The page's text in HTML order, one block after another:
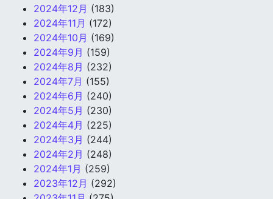
2024年12月 (183)
2024年11月 (172)
2024年10月 (169)
2024年9月 (159)
2024年8月 (232)
2024年7月 (155)
2024年6月 (240)
2024年5月 (230)
2024年4月 (225)
2024年3月 (244)
2024年2月 (248)
2024年1月 (259)
2023年12月 (292)